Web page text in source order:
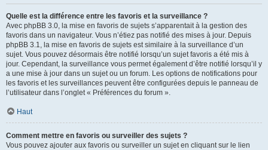
Quelle est la différence entre les favoris et la surveillance ?
Avec phpBB 3.0, la mise en favoris de sujets s’apparentait à la gestion des
favoris dans un navigateur. Vous n’étiez pas notifié des mises à jour. Depuis
phpBB 3.1, la mise en favoris de sujets est similaire à la surveillance d’un
sujet. Vous pouvez désormais être notifié lorsqu’un sujet favoris a été mis à
jour. Cependant, la surveillance vous permet également d’être notifié lorsqu’il y
a une mise à jour dans un sujet ou un forum. Les options de notifications pour
les favoris et les surveillances peuvent être configurées depuis le panneau de
l’utilisateur dans l’onglet « Préférences du forum ».
Haut
Comment mettre en favoris ou surveiller des sujets ?
Vous pouvez ajouter aux favoris ou surveiller un sujet en cliquant sur le lien